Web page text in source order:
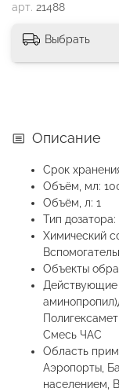
арт. 21488
Выбрать
Описание
Срок
Объём, мл:
Объём, л: 1
Тип
Химический
Объекты
Действующие
Смесь ЧАС
Область
Аэропорты,
населением,